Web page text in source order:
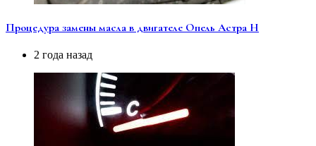
Процедура замены масла в двигателе Опель Астра Н
2 года назад